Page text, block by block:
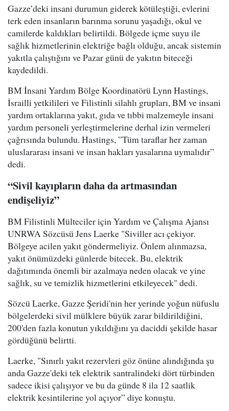
Gazze’deki insani durumun giderek kötüleştiği, evlerini
terk eden insanların barınma sorunu yaşadığı, okul ve
camilerde kaldıkları belirtildi. Bölgede içme suyu ile
sağlık hizmetlerinin elektriğe bağlı olduğu, ancak sistemin
yakıtla çalıştığını ve Pazar günü de yakıtın biteceği
kaydedildi.
BM İnsani Yardım Bölge Koordinatörü Lynn Hastings,
İsrailli yetkilileri ve Filistinli silahlı grupları, BM ve insani
yardım ortaklarına yakıt, gıda ve tıbbi malzemeyle insani
yardım personeli yerleştirmelerine derhal izin vermeleri
çağrısında bulundu. Hastings, ”Tüm taraflar her zaman
uluslararası insani ve insan hakları yasalarına uymalıdır”
dedi.
“Sivil kayıpların daha da artmasından
endişeliyiz”
BM Filistinli Mülteciler için Yardım ve Çalışma Ajansı
UNRWA Sözcüsü Jens Laerke "Siviller acı çekiyor.
Bölgeye acilen yakıt göndermeliyiz. Önlem alınmazsa,
yakıt önümüzdeki günlerde bitecek. Bu, elektrik
dağıtımında önemli bir azalmaya neden olacak ve yine
sağlık, su ve temizlik hizmetlerini etkileyecek" dedi.
Sözcü Laerke, Gazze Şeridi'nin her yerinde yoğun nüfuslu
bölgelerdeki sivil mülklere büyük zarar bildirildiğini,
200'den fazla konutun yıkıldığını ya daciddi şekilde hasar
gördüğünü belirtti.
Laerke, "Sınırlı yakıt rezervleri göz önüne alındığında şu
anda Gazze'deki tek elektrik santralindeki dört türbinden
sadece ikisi çalışıyor ve bu da günde 8 ila 12 saatlik
elektrik kesintilerine yol açıyor” diye konuştu.